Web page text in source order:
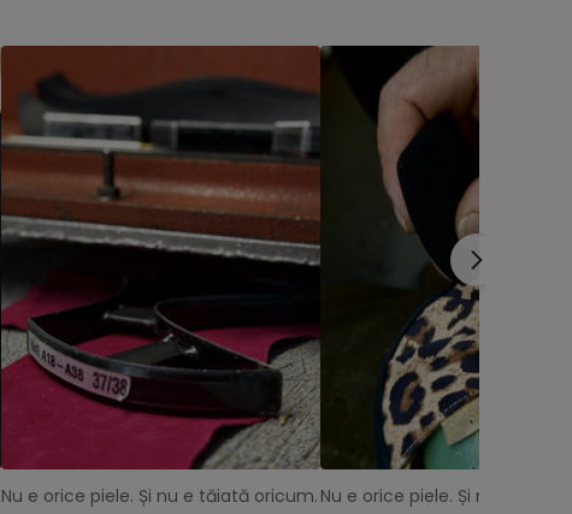
Nu e orice piele. Și nu e tăiată oricum. Nu e orice piele. Și nu e